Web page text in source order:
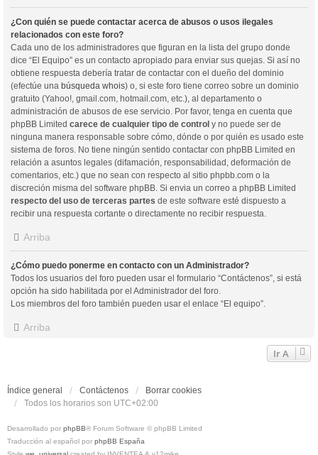
¿Con quién se puede contactar acerca de abusos o usos ilegales
relacionados con este foro?
Cada uno de los administradores que figuran en la lista del grupo donde
dice “El Equipo” es un contacto apropiado para enviar sus quejas. Si así no
obtiene respuesta debería tratar de contactar con el dueño del dominio
(efectúe una búsqueda whois) o, si este foro tiene correo sobre un dominio
gratuito (Yahoo!, gmail.com, hotmail.com, etc.), al departamento o
administración de abusos de ese servicio. Por favor, tenga en cuenta que
phpBB Limited carece de cualquier tipo de control y no puede ser de
ninguna manera responsable sobre cómo, dónde o por quién es usado este
sistema de foros. No tiene ningún sentido contactar con phpBB Limited en
relación a asuntos legales (difamación, responsabilidad, deformación de
comentarios, etc.) que no sean con respecto al sitio phpbb.com o la
discreción misma del software phpBB. Si envia un correo a phpBB Limited
respecto del uso de terceras partes de este software esté dispuesto a
recibir una respuesta cortante o directamente no recibir respuesta.
Arriba
¿Cómo puedo ponerme en contacto con un Administrador?
Todos los usuarios del foro pueden usar el formulario “Contáctenos”, si está
opción ha sido habilitada por el Administrador del foro.
Los miembros del foro también pueden usar el enlace “El equipo”.
Arriba
Ir A
Índice general Contáctenos
Borrar cookies
Todos los horarios son UTC+02:00
Desarrollado por phpBB® Forum Software © phpBB Limited
Traducción al español por phpBB España